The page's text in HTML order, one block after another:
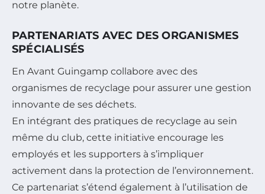
notre planète.
PARTENARIATS AVEC DES ORGANISMES
SPÉCIALISÉS
En Avant Guingamp collabore avec des
organismes de recyclage pour assurer une gestion
innovante de ses déchets.
En intégrant des pratiques de recyclage au sein
même du club, cette initiative encourage les
employés et les supporters à s’impliquer
activement dans la protection de l’environnement.
Ce partenariat s’étend également à l’utilisation de